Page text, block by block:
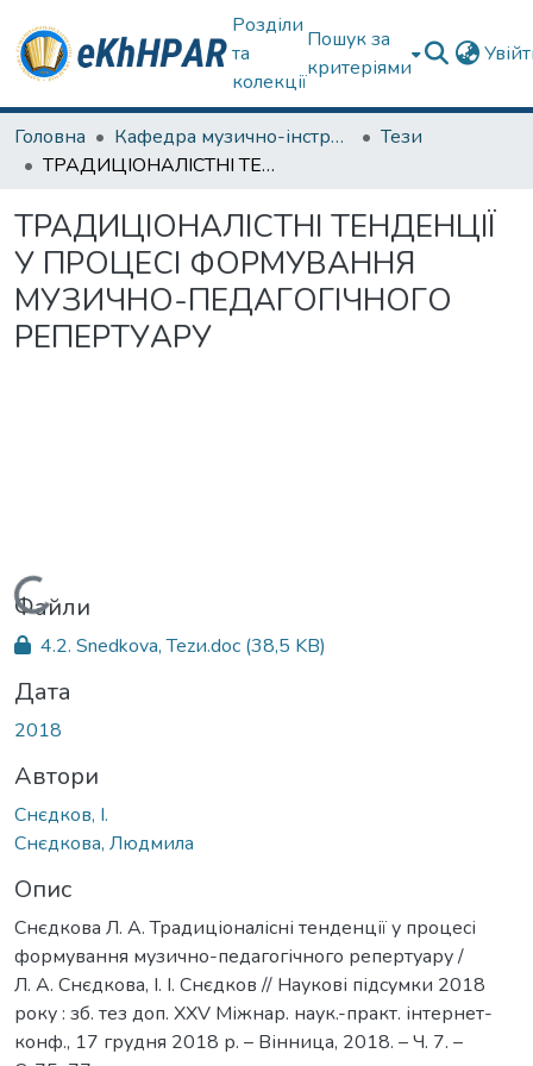
Розділи
та
колекції
Пошук за
критеріями
Головна Кафедра музично-інструментальної підготовки вчителя
Тези
ТРАДИЦІОНАЛІСТНІ ТЕНДЕНЦІЇ У ПРОЦЕСІ ФОРМУВАННЯ МУЗИЧНО-ПЕДАГОГІЧНОГО РЕПЕРТУАРУ
ТРАДИЦІОНАЛІСТНІ ТЕНДЕНЦІЇ
У ПРОЦЕСІ ФОРМУВАННЯ
МУЗИЧНО-ПЕДАГОГІЧНОГО
РЕПЕРТУАРУ
Вантажиться...
Файли
4.2. Snedkova, Tezи.doc (38,5 KB)
Дата
2018
Автори
Снєдков, І.
Снєдкова, Людмила
Опис
Снєдкова Л. А. Традиціоналісні тенденції у процесі
формування музично-педагогічного репертуару /
Л. А. Снєдкова, І. І. Снєдков // Наукові підсумки 2018
року : зб. тез доп. ХХV Міжнар. наук.-практ. інтернет-
конф., 17 грудня 2018 р. – Вінница, 2018. – Ч. 7. –